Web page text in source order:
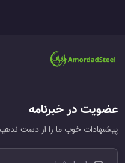
عضویت در خبرنامه
پیشنهادات خوب ما را از دست